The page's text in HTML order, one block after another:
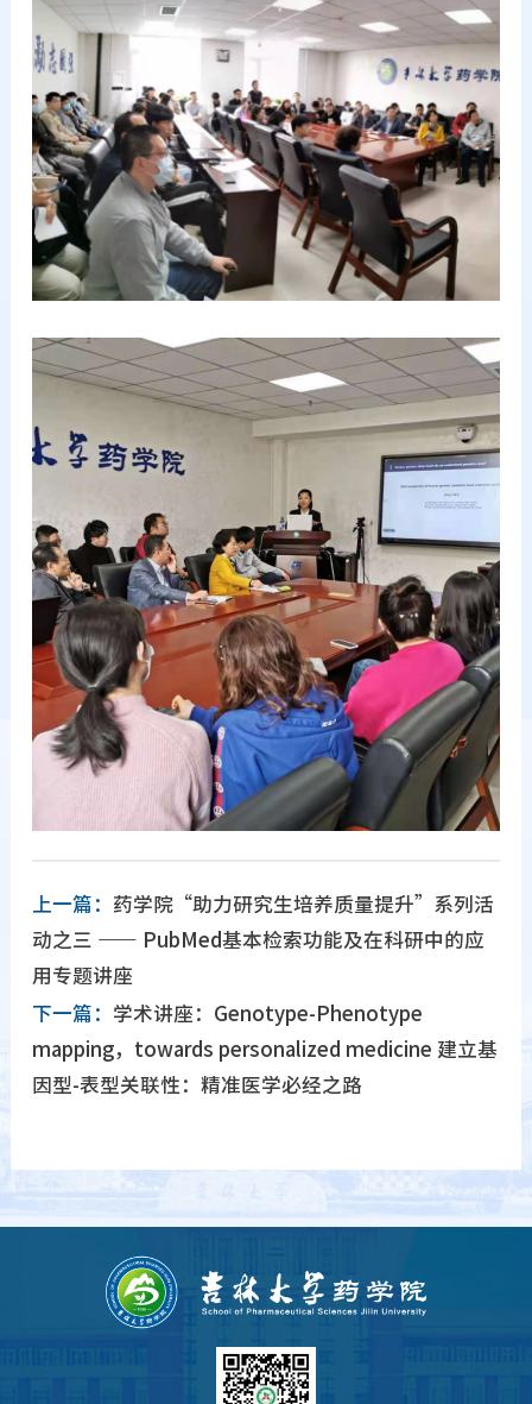
上一篇： 药学院“助力研究生培养质量提升”系列活
动之三 —— PubMed基本检索功能及在科研中的应
用专题讲座
下一篇： 学术讲座：Genotype-Phenotype
mapping，towards personalized medicine 建立基
因型-表型关联性：精准医学必经之路